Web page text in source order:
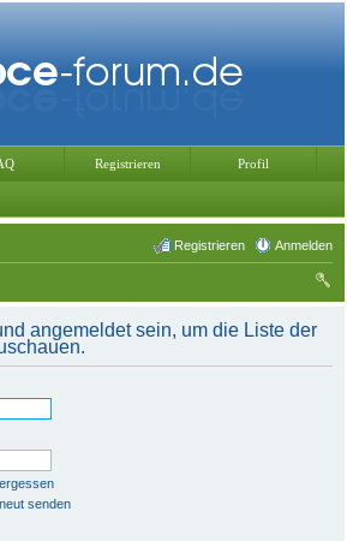
Registrieren Profil
Anmelden
Registrieren
angemeldet sein, um die Liste der
senden